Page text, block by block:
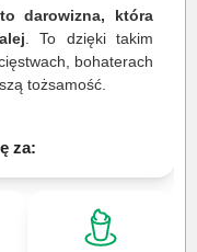
darowizna, która
. To dzięki takim
bohaterach
tożsamość.
za: